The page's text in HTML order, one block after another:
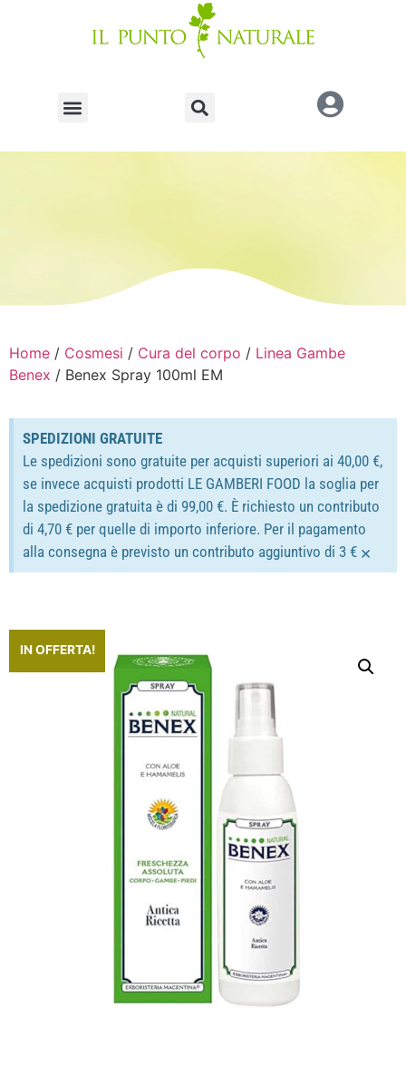
Home / Cosmesi / Cura del corpo / Linea Gambe
Benex / Benex Spray 100ml EM
SPEDIZIONI GRATUITE
Le spedizioni sono gratuite per acquisti superiori ai 40,00 €,
se invece acquisti prodotti LE GAMBERI FOOD la soglia per
la spedizione gratuita è di 99,00 €. È richiesto un contributo
di 4,70 € per quelle di importo inferiore. Per il pagamento
alla consegna è previsto un contributo aggiuntivo di 3 € ×
IN OFFERTA!